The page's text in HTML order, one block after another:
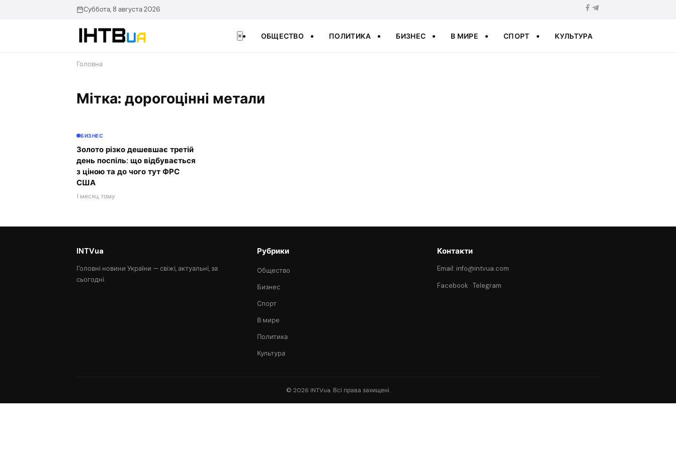
Суббота, 8 августа 2026
× ОБЩЕСТВО ПОЛИТИКА БИЗНЕС В МИРЕ СПОРТ КУЛЬТУРА
Головна
Мітка: дорогоцінні метали
БИЗНЕС
Золото різко дешевшає третій
день поспіль: що відбувається
з ціною та до чого тут ФРС
США
1 месяц тому
INTVua
Головні новини України — свіжі, актуальні, за
сьогодні.
Рубрики
Общество
Бизнес
Спорт
В мире
Политика
Культура
Контакти
Email: info@intvua.com
Facebook ·Telegram
© 2026 INTVua. Всі права захищені.